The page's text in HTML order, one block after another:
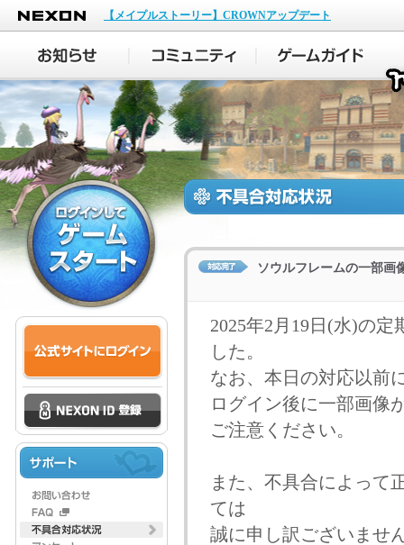
NEXON
【メイプルストーリー】CROWNアップデート
ソウルフレームの一部画
2025年2月19日(水)の
した。
なお、本日の対応以前
ログイン後に一部画像
ご注意ください。
また、不具合によって
ては
誠に申し訳ございませ